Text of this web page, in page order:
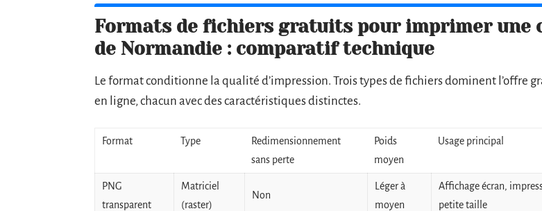
Formats de fichiers gratuits pour imprimer une
de Normandie : comparatif technique
Le format conditionne la qualité d’impression. Trois types de fichiers dominent l’offre
en ligne, chacun avec des caractéristiques distinctes.
Format Type
Redimensionnement
sans perte
Poids
moyen
Usage principal
PNG
transparent
Matriciel
(raster)
Non
Léger à
moyen
Affichage écran,
petite taille